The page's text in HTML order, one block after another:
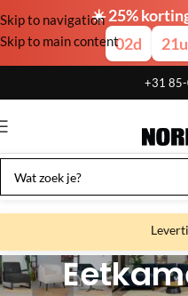
☀️ 25%
02d 21u
Skip to navigation
Skip to main content
+31
Gratis